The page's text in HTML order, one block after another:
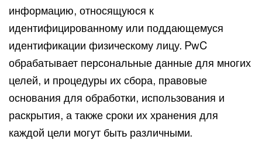
информацию, относящуюся к
идентифицированному или поддающемуся
идентификации физическому лицу. PwC
обрабатывает персональные данные для многих
целей, и процедуры их сбора, правовые
основания для обработки, использования и
раскрытия, а также сроки их хранения для
каждой цели могут быть различными.